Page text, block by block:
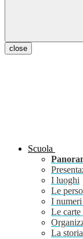
close
Scuola
I luoghi
Le
I numeri
Le carte
La storia